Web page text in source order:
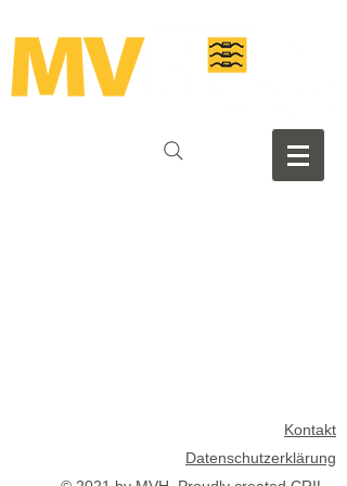
Kontakt
Datenschutzerklärung